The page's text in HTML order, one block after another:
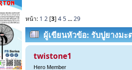
หน้า: 1 2 [3] 45...29
ผู้เขียนหัวข้อ: รับปูยางมะ
T:0982399825, 085-
twistone1
Hero Member